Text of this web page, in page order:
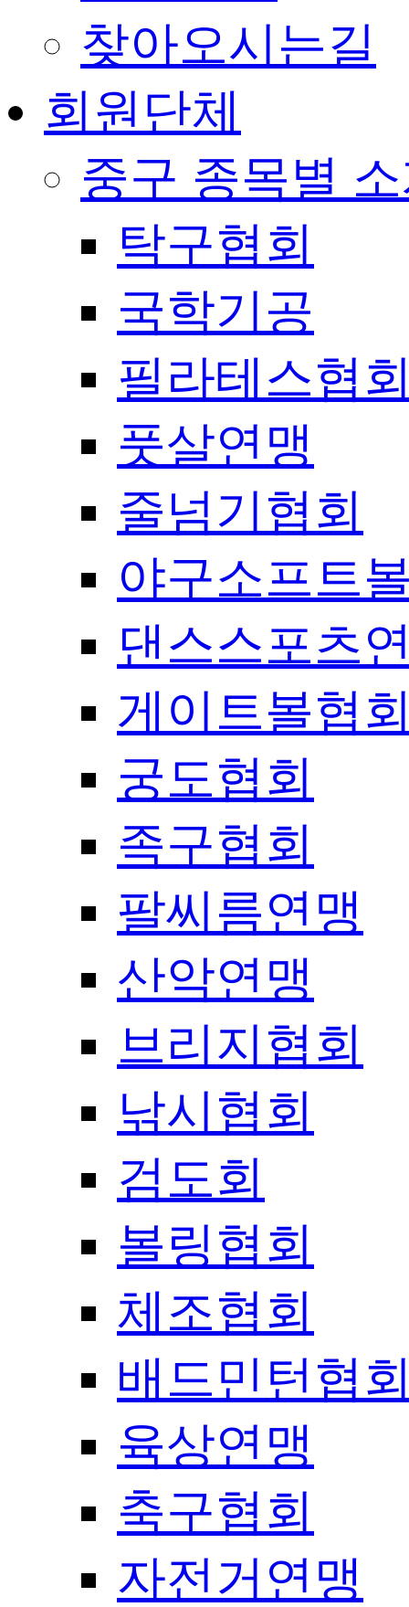
찾아오시는길
회원단체
중구 종목별
탁구협회
국학기공
필라테스협
풋살연맹
줄넘기협회
야구소프트
댄스스포츠
게이트볼협
궁도협회
족구협회
팔씨름연맹
산악연맹
브리지협회
낚시협회
검도회
볼링협회
체조협회
배드민턴협
육상연맹
축구협회
자전거연맹